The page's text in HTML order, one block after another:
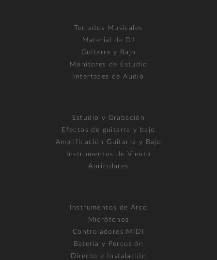
Teclados Musicales
Material de DJ
Guitarra y Bajo
Monitores de Estudio
Interfaces de Audio
Estudio y Grabación
Efectos de guitarra y bajo
Amplificación Guitarra y Bajo
Instrumentos de Viento
Auriculares
Instrumentos de Arco
Micrófonos
Controladores MIDI
Batería y Percusión
Directo e Instalación